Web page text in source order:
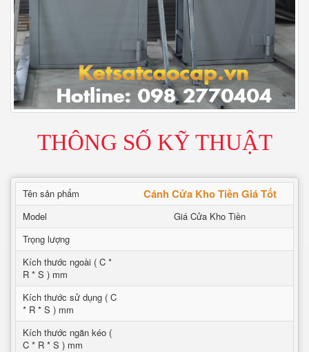
THÔNG SỐ KỸ THUẬT
Tên sản phẩm Cánh Cửa Kho Tiền Giá Tốt
Model
Giá Cửa Kho Tiền
Trọng lượng
Kích thước ngoài ( C *
R * S ) mm
Kích thước sử dụng ( C
* R * S ) mm
Kích thước ngăn kéo (
C * R * S ) mm